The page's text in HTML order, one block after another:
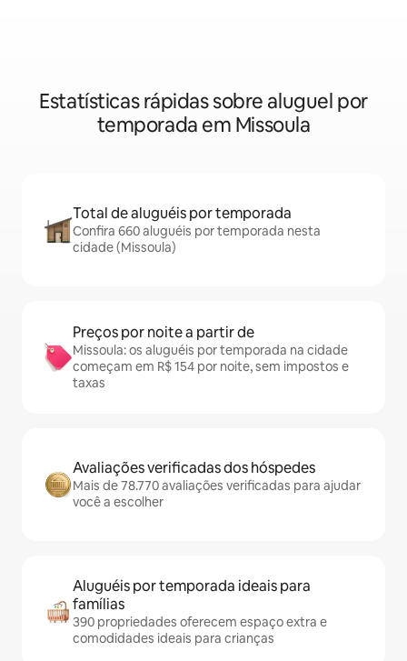
Estatísticas rápidas sobre aluguel por
temporada em Missoula
Total de aluguéis por temporada
Confira 660 aluguéis por temporada nesta
cidade (Missoula)
Preços por noite a partir de
Missoula: os aluguéis por temporada na cidade
começam em R$ 154 por noite, sem impostos e
taxas
Avaliações verificadas dos hóspedes
Mais de 78.770 avaliações verificadas para ajudar
você a escolher
Aluguéis por temporada ideais para
famílias
390 propriedades oferecem espaço extra e
comodidades ideais para crianças